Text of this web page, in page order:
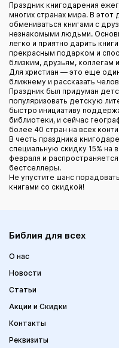
Праздник книгодарения
многих странах мира. В
обмениваться книгами с
незнакомыми людьми.
легко и приятно дарить
прекрасным подарком и
близким, друзьям,
Для христиан — это еще
ближнему и рассказать
Праздник был придуман
популяризовать детскую
быстро инициативу
библиотеки, и сейчас
более 40 стран на всех
В честь праздника
специальную скидку 15% на
февраля и
бестселлеры.
Не упустите шанс
книгами со скидкой!
Библия для всех
О нас
Новости
Статьи
Акции и Скидки
Контакты
Реквизиты